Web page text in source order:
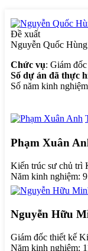
Đề xuất
Nguyễn Quốc Hùng
Chức vụ: Giám
Số dự án đã thực
Số năm kinh
Phạm Xuân
Kiến trúc sư chủ trì
Năm kinh nghiệm: 9
Nguyễn Hữu
Giám đốc thiết kế
Năm kinh nghiệm: